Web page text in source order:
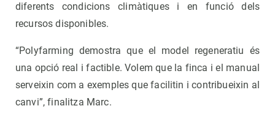
diferents condicions climàtiques i en funció dels
recursos disponibles.
“Polyfarming demostra que el model regeneratiu és
una opció real i factible. Volem que la finca i el manual
serveixin com a exemples que facilitin i contribueixin al
canvi”, finalitza Marc.